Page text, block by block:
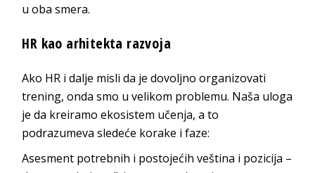
u oba smera.
HR kao arhitekta razvoja
Ako HR i dalje misli da je dovoljno organizovati
trening, onda smo u velikom problemu. Naša uloga
je da kreiramo ekosistem učenja, a to
podrazumeva sledeće korake i faze:
Asesment potrebnih i postojećih veština i pozicija –